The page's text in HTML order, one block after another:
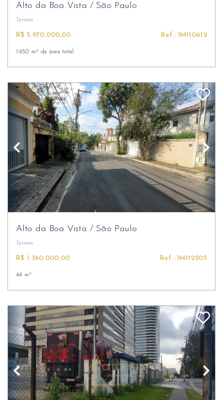
Alto da Boa Vista / São Paulo
Terreno
R$ 5.970.000,00 Ref.: IM110612
1.650 m² de área total
Alto da Boa Vista / São Paulo
Terreno
R$ 1.360.000,00 Ref.: IM112205
44 m²